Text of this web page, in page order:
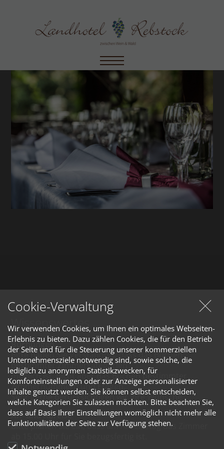
Wissenswertes
Buchungen
Bitte haben Sie Verständnis, dass das Buchen
bestimmter Zimmerkategorien
möglich ist, nicht aber das Buchen bestimmter
Zimmernummern und Etagen.
Sehr gerne berücksichtigen wir Ihre Wünsche.
An- und Abreise
Bitte planen Sie ein, dass am Anreisetag das Zimmer
Cookie-Verwaltung
Wir verwenden Cookies, um Ihnen ein optimales Webseiten-
Erlebnis zu bieten. Dazu zählen Cookies, die für den Betrieb
der Seite und für die Steuerung unserer kommerziellen
Unternehmensziele notwendig sind, sowie solche, die
lediglich zu anonymen Statistikzwecken, für
Komforteinstellungen oder zur Anzeige personalisierter
Inhalte genutzt werden. Sie können selbst entscheiden,
welche Kategorien Sie zulassen möchten. Bitte beachten Sie,
dass auf Basis Ihrer Einstellungen womöglich nicht mehr alle
Funktionalitäten der Seite zur Verfügung stehen.